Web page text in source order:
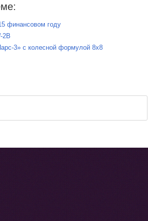
финансовом году
2B
3» с колесной формулой 8x8